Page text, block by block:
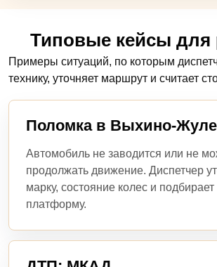
Типовые кейсы для
Примеры ситуаций, по которым
технику, уточняет маршрут и считает
Поломка в Выхино-
Автомобиль не заводится или не
продолжать движение. Диспетчер
марку, состояние колес и
платформу.